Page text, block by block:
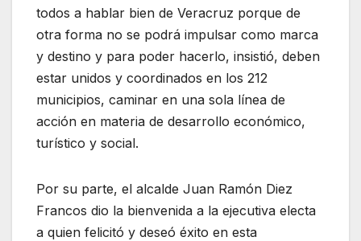
todos a hablar bien de Veracruz porque de
otra forma no se podrá impulsar como marca
y destino y para poder hacerlo, insistió, deben
estar unidos y coordinados en los 212
municipios, caminar en una sola línea de
acción en materia de desarrollo económico,
turístico y social.
Por su parte, el alcalde Juan Ramón Diez
Francos dio la bienvenida a la ejecutiva electa
a quien felicitó y deseó éxito en esta